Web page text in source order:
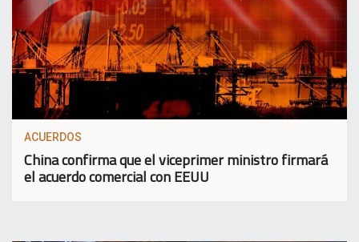
ACUERDOS
China confirma que el viceprimer ministro firmará
el acuerdo comercial con EEUU